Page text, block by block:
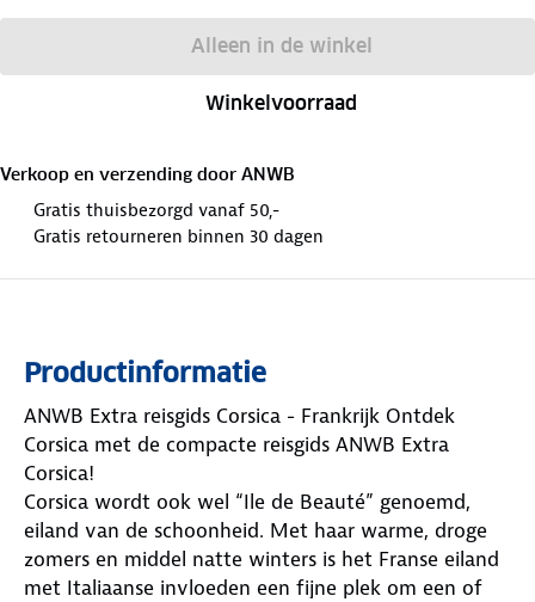
Alleen in de winkel
Winkelvoorraad
Verkoop en verzending door ANWB
Gratis thuisbezorgd vanaf 50,-
Gratis retourneren binnen 30 dagen
Productinformatie
ANWB Extra reisgids Corsica - Frankrijk Ontdek
Corsica met de compacte reisgids ANWB Extra
Corsica!
Corsica wordt ook wel “Ile de Beauté” genoemd,
eiland van de schoonheid. Met haar warme, droge
zomers en middel natte winters is het Franse eiland
met Italiaanse invloeden een fijne plek om een of